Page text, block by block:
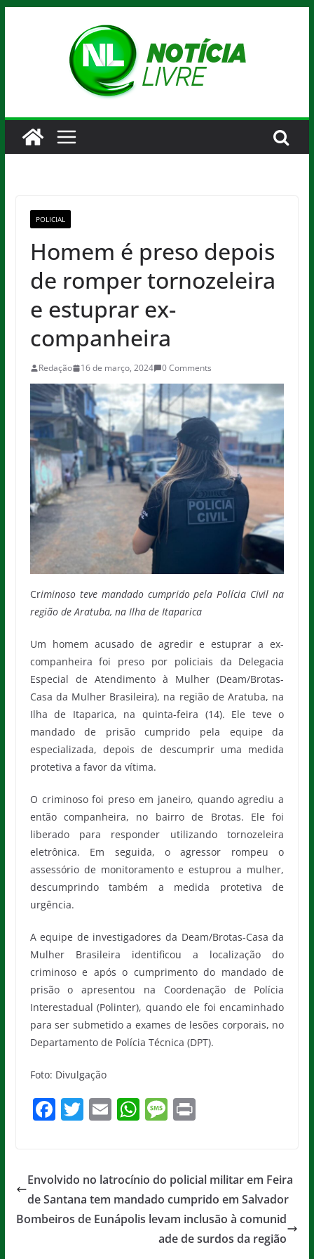
POLICIAL
Homem é preso depois
de romper tornozeleira
e estuprar ex-
companheira
Redação 16 de março, 2024 0 Comments
Criminoso teve mandado cumprido pela Polícia Civil na
região de Aratuba, na Ilha de Itaparica
Um homem acusado de agredir e estuprar a ex-
companheira foi preso por policiais da Delegacia
Especial de Atendimento à Mulher (Deam/Brotas-
Casa da Mulher Brasileira), na região de Aratuba, na
Ilha de Itaparica, na quinta-feira (14). Ele teve o
mandado de prisão cumprido pela equipe da
especializada, depois de descumprir uma medida
protetiva a favor da vítima.
O criminoso foi preso em janeiro, quando agrediu a
então companheira, no bairro de Brotas. Ele foi
liberado para responder utilizando tornozeleira
eletrônica. Em seguida, o agressor rompeu o
assessório de monitoramento e estuprou a mulher,
descumprindo também a medida protetiva de
urgência.
A equipe de investigadores da Deam/Brotas-Casa da
Mulher Brasileira identificou a localização do
criminoso e após o cumprimento do mandado de
prisão o apresentou na Coordenação de Polícia
Interestadual (Polinter), quando ele foi encaminhado
para ser submetido a exames de lesões corporais, no
Departamento de Polícia Técnica (DPT).
Foto: Divulgação
F
e
b
o
T
er
E
l
W
s
A
p
M
a
g
e
Pr
Envolvido no latrocínio do policial militar em Feira
de Santana tem mandado cumprido em Salvador
Bombeiros de Eunápolis levam inclusão à comunid
ade de surdos da região